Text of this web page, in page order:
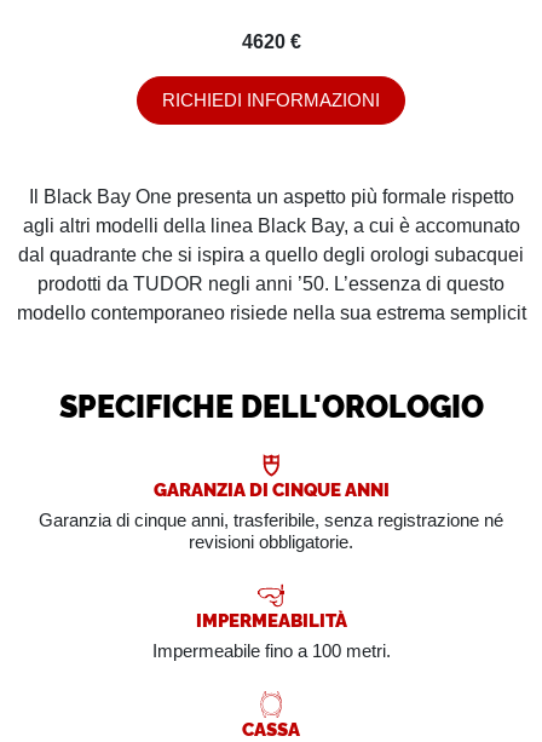
4620 €
RICHIEDI INFORMAZIONI
Il Black Bay One presenta un aspetto più formale rispetto
agli altri modelli della linea Black Bay, a cui è accomunato
dal quadrante che si ispira a quello degli orologi subacquei
prodotti da TUDOR negli anni ’50. L’essenza di questo
modello contemporaneo risiede nella sua estrema semplicit
SPECIFICHE DELL'OROLOGIO
GARANZIA DI CINQUE ANNI
Garanzia di cinque anni, trasferibile, senza registrazione né
revisioni obbligatorie.
IMPERMEABILITÀ
Impermeabile fino a 100 metri.
CASSA